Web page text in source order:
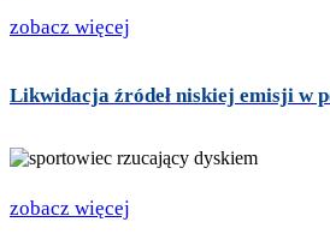
zobacz więcej
Likwidacja źródeł niskiej emisji w
zobacz więcej